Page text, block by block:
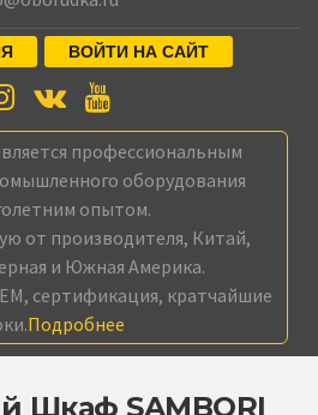
ВОЙТИ НА САЙТ
оборудования
опытом.
от производителя, Китай,
и Южная Америка.
сертификация, кратчайшие
Подробнее
Шкаф SAMBORI